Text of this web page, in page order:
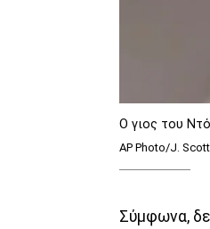
Ο γιος του
AP Photo/J.
Σύμφωνα,